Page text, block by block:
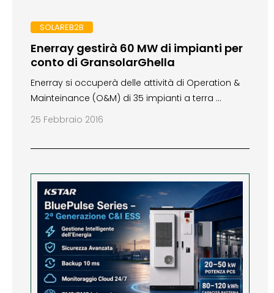
SOLAREB2B
Enerray gestirà 60 MW di impianti per
conto di GransolarGhella
Enerray si occuperà delle attività di Operation &
Mainteinance (O&M) di 35 impianti a terra …
25 Febbraio 2016